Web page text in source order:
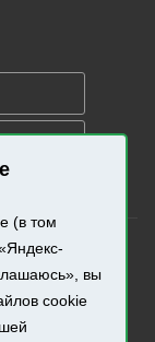
(в том
вы
cookie